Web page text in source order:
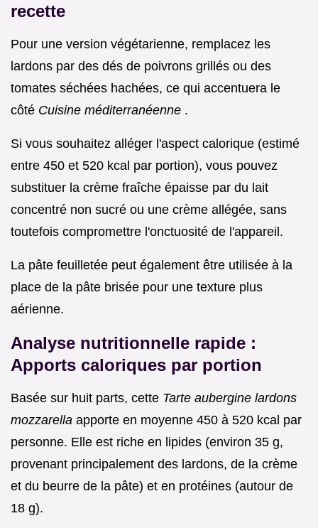
recette
Pour une version végétarienne, remplacez les
lardons par des dés de poivrons grillés ou des
tomates séchées hachées, ce qui accentuera le
côté Cuisine méditerranéenne .
Si vous souhaitez alléger l'aspect calorique (estimé
entre 450 et 520 kcal par portion), vous pouvez
substituer la crème fraîche épaisse par du lait
concentré non sucré ou une crème allégée, sans
toutefois compromettre l'onctuosité de l'appareil.
La pâte feuilletée peut également être utilisée à la
place de la pâte brisée pour une texture plus
aérienne.
Analyse nutritionnelle rapide :
Apports caloriques par portion
Basée sur huit parts, cette Tarte aubergine lardons
mozzarella apporte en moyenne 450 à 520 kcal par
personne. Elle est riche en lipides (environ 35 g,
provenant principalement des lardons, de la crème
et du beurre de la pâte) et en protéines (autour de
18 g).